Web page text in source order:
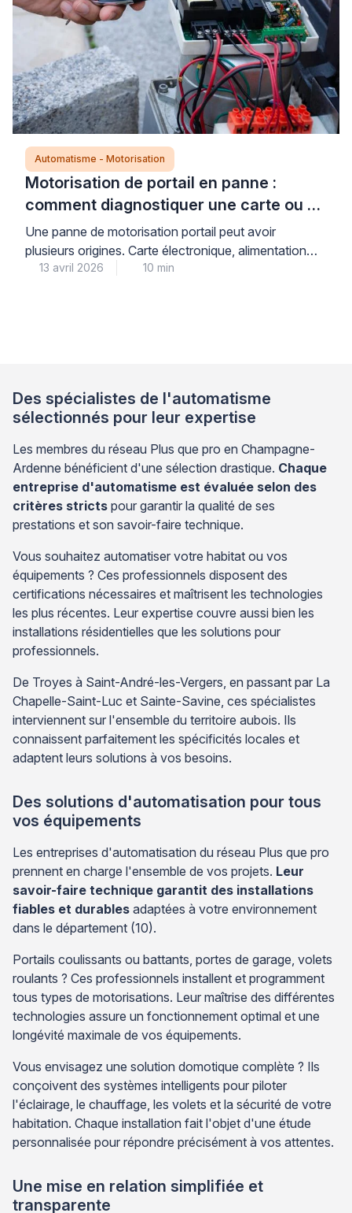
Automatisme - Motorisation
Motorisation de portail en panne :
comment diagnostiquer une carte ou un
moteur défectueux ?
Une panne de motorisation portail peut avoir
plusieurs origines. Carte électronique, alimentation
électrique, accessoires de sécurité ou moteur :
13 avril 2026 10 min
Des spécialistes de l'automatisme
sélectionnés pour leur expertise
Les membres du réseau Plus que pro en Champagne-
Ardenne bénéficient d'une sélection drastique. Chaque
entreprise d'automatisme est évaluée selon des
critères stricts pour garantir la qualité de ses
prestations et son savoir-faire technique.
Vous souhaitez automatiser votre habitat ou vos
équipements ? Ces professionnels disposent des
certifications nécessaires et maîtrisent les technologies
les plus récentes. Leur expertise couvre aussi bien les
installations résidentielles que les solutions pour
professionnels.
De Troyes à Saint-André-les-Vergers, en passant par La
Chapelle-Saint-Luc et Sainte-Savine, ces spécialistes
interviennent sur l'ensemble du territoire aubois. Ils
connaissent parfaitement les spécificités locales et
adaptent leurs solutions à vos besoins.
Des solutions d'automatisation pour tous
vos équipements
Les entreprises d'automatisation du réseau Plus que pro
prennent en charge l'ensemble de vos projets. Leur
savoir-faire technique garantit des installations
fiables et durables adaptées à votre environnement
dans le département (10).
Portails coulissants ou battants, portes de garage, volets
roulants ? Ces professionnels installent et programment
tous types de motorisations. Leur maîtrise des différentes
technologies assure un fonctionnement optimal et une
longévité maximale de vos équipements.
Vous envisagez une solution domotique complète ? Ils
conçoivent des systèmes intelligents pour piloter
l'éclairage, le chauffage, les volets et la sécurité de votre
habitation. Chaque installation fait l'objet d'une étude
personnalisée pour répondre précisément à vos attentes.
Une mise en relation simplifiée et
transparente